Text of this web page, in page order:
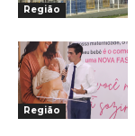
Região
Região